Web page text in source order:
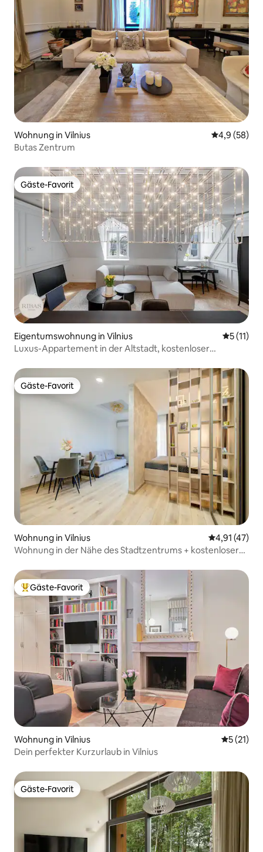
Wohnung in Vilnius
4,9 (58)
Butas Zentrum
Gäste-Favorit
Gäste-Favorit
Eigentumswohnung in Vilnius
5 (11)
Luxus-Appartement in der Altstadt, kostenloser
Gäste-Favorit
Gäste-Favorit
Wohnung in Vilnius
4,91 (47)
Wohnung in der Nähe des Stadtzentrums + kostenloser
Beliebter Gäste-Favorit.
Gäste-Favorit
Wohnung in Vilnius
5 (21)
Dein perfekter Kurzurlaub in Vilnius
Gäste-Favorit
Gäste-Favorit